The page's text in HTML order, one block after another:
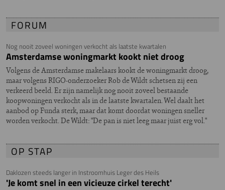
FORUM
Nog nooit zoveel woningen verkocht als laatste kwartalen
Amsterdamse woningmarkt kookt niet droog
Volgens de Amsterdamse makelaars kookt de woningmarkt droog,
maar volgens RIGO-onderzoeker Rob de Wildt schetsen zij een
verkeerd beeld. Er zijn namelijk nog nooit zoveel bestaande
koopwoningen verkocht als in de laatste kwartalen. Wel daalt het
aanbod op Funda sterk, maar dat komt doordat woningen sneller
worden verkocht. De Wildt: "De pan is niet leeg maar juist erg vol."
OP STAP
Daklozen steeds langer in Instroomhuis Leger des Heils
'Je komt snel in een vicieuze cirkel terecht'